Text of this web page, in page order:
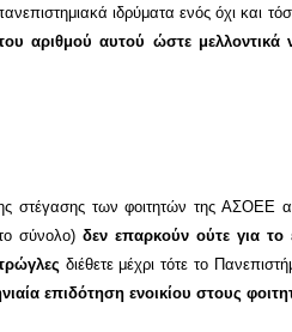
ιδρύματα ενός όχι και
αριθμού αυτού ώστε
των φοιτητών της ΑΣΟΕΕ
σύνολο) δεν επαρκούν ούτε για το
διέθετε μέχρι τότε το
επιδότηση ενοικίου στους